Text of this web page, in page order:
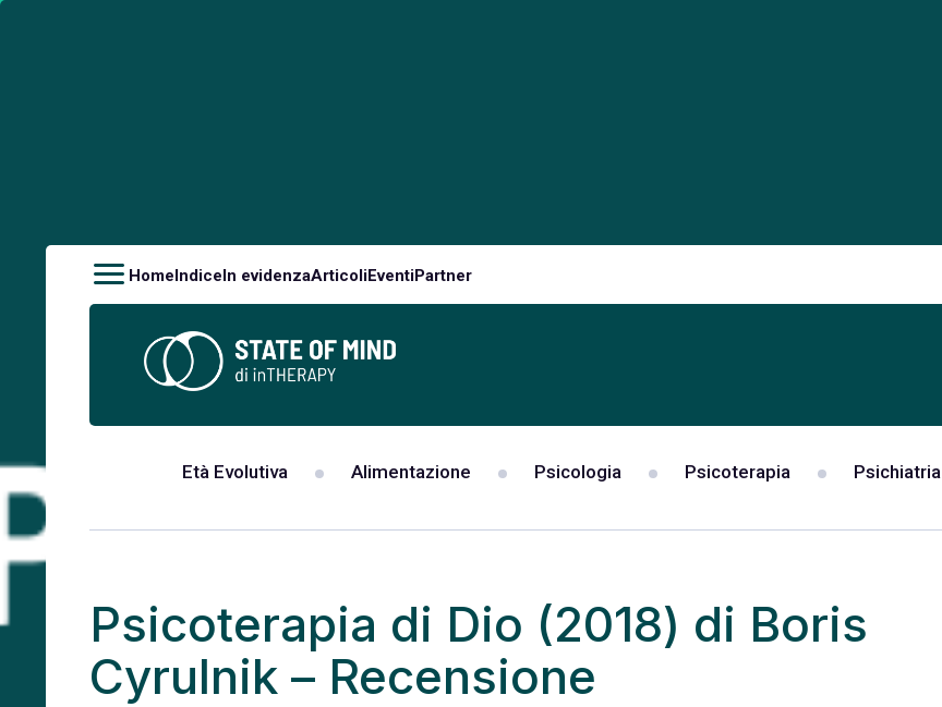
HomeIndiceIn evidenzaArticoliEventiPartner
Età Evolutiva Alimentazione Psicologia Psicoterapia Psichiatria
Psicoterapia di Dio (2018) di Boris
Cyrulnik – Recensione